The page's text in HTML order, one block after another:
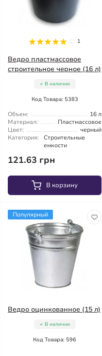
1
Ведро пластмассовое
строительное черное (16 л)
В наличии
Код Товара: 5383
Объем:
16 л
Материал:
Пластмассовое
Цвет:
черный
Категория:
Строительные
емкости
121.63 грн
В корзину
Популярный
Ведро оцинкованное (15 л)
В наличии
Код Товара: 596